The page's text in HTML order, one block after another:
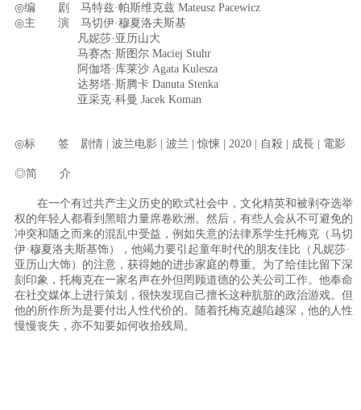
◎编 剧 马特兹·帕斯维克兹 Mateusz Pacewicz
◎主 演 马切伊·穆夏洛夫斯基
凡妮莎·亚历山大
马赛杰·斯图尔 Maciej Stuhr
阿伽塔·库莱沙 Agata Kulesza
达努塔·斯腾卡 Danuta Stenka
亚采克·科曼 Jacek Koman
◎标 签 剧情 | 波兰电影 | 波兰 | 惊悚 | 2020 | 自殺 | 成長 | 電影
◎简 介
在一个有过共产主义历史的欧式社会中，文化精英和被剥夺选举
权的年轻人都看到黑暗力量席卷欧洲。然后，有些人会从不可避免的
冲突和随之而来的混乱中受益，例如失意的法律系学生托梅克（马切
伊·穆夏洛夫斯基饰），他竭力要引起童年时代的朋友佳比（凡妮莎·
亚历山大饰）的注意，获得她的进步家庭的尊重。为了给佳比留下深
刻印象，托梅克在一家名声在外但罔顾道德的公关公司工作。他奉命
在社交媒体上进行策划，很快发现自己擅长这种肮脏的政治游戏。但
他的所作所为是要付出人性代价的。随着托梅克越陷越深，他的人性
慢慢丧失，亦不知要如何收拾残局。